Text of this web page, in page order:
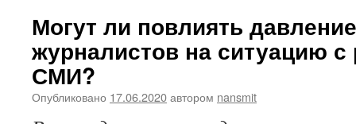
Могут ли повлиять
журналистов на ситуацию с
СМИ?
Опубликовано 17.06.2020автором nansmit